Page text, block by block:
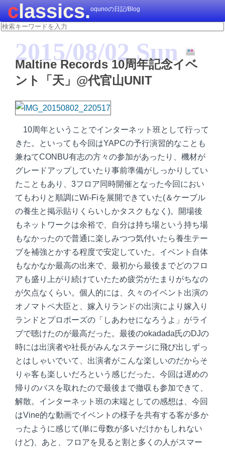
classics.oqunoの日記/Blog
2015/08/02 Sun
Maltine Records 10周年記念イベ
ント「天」@代官山UNIT
10周年ということでインターネット班として行って
きた。といっても今回はYAPCの予行演習的なことも
兼ねてCONBU有志の方々の参加があったり、機材が
グレードアップしていたり事前準備がしっかりしてい
たこともあり、3フロア同時開催となった今回におい
てもわりと順調にWi-Fiを展開できていた(＆ケーブル
の養生と掲示貼りくらいしかタスクもなく)。開場後
もネットワークは余裕で、自分は持ち場という持ち場
もなかったので普通に楽しみつつ気付いたら養生テー
ブを補強とかする程度で安定していた。イベント自体
もなかなか最高の出来で、最初から最後までどのフロ
アも盛り上がり続けていたため疲労がたまりがちなの
が欠点なくらい。個人的には、久々のイベント出演の
オノマトペ大臣と、嫁入りランドの出演により嫁入り
ランドとプロポーズの「しあわせになろうよ」がライ
ブで聴けたのが最高だった。最後のokadada氏のDJの
時には出演者や社長がみんなステージに飛び出しずっ
とはしゃいでいて、出演者がこんな楽しいのだからそ
りゃ客も楽しいだろという感じだった。今回は遅めの
帰りのバスを取れたので最後まで撤収も参加できて、
解散。インターネット班の末端としての感想は、今回
はVine的な動画でイベントの様子を共有する客が多か
ったように感じて(単に母数が多いだけかもしれない
けど)、あと、フロアを見ると割と多くの人がスマー